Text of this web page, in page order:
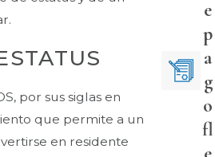
por sus siglas en
que permite a un
en residente
e
p
a
g
o
fl